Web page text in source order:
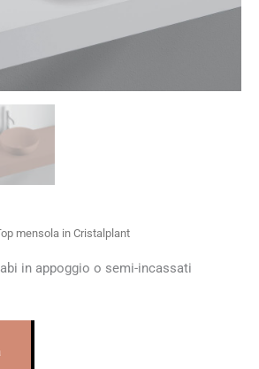
mensola in Cristalplant
in appoggio o semi-incassati